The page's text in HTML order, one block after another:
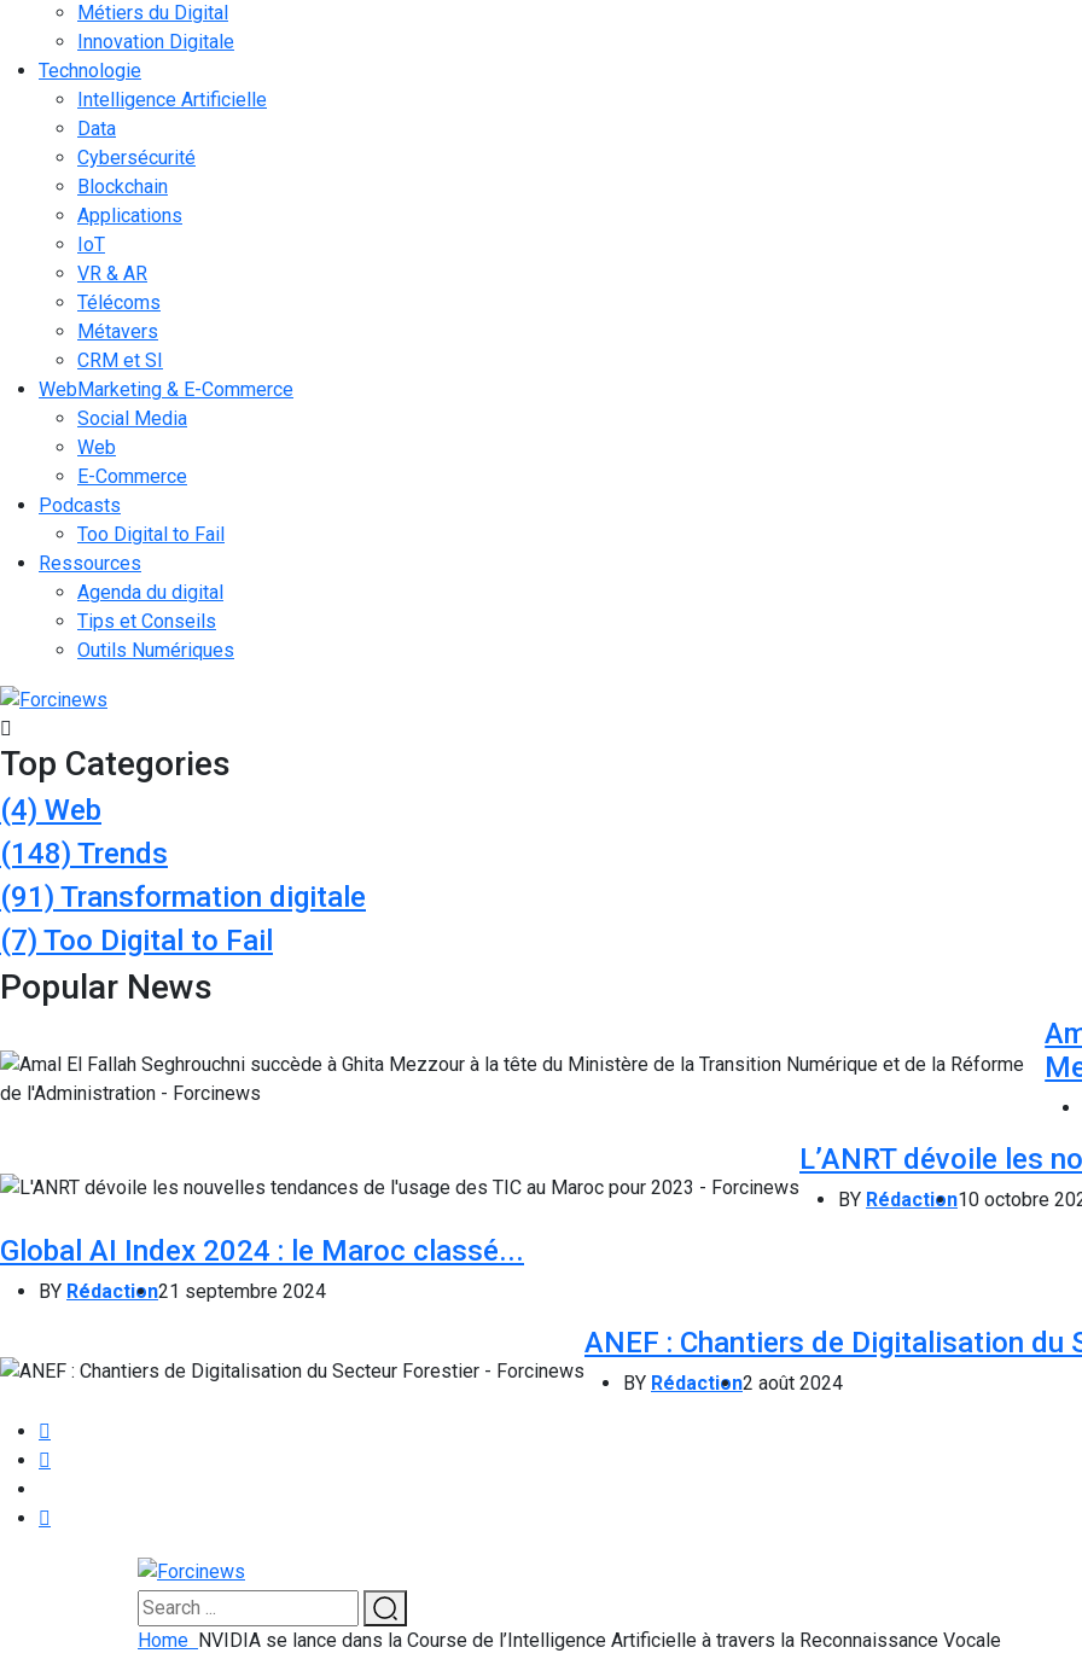
Métiers du Digital
Innovation Digitale
Technologie
Intelligence Artificielle
Data
Cybersécurité
Blockchain
Applications
IoT
VR & AR
Télécoms
Métavers
CRM et SI
WebMarketing & E-Commerce
Social Media
Web
E-Commerce
Podcasts
Too Digital to Fail
Ressources
Agenda du digital
Tips et Conseils
Outils Numériques
Top Categories
(4) Web
(148) Trends
(91) Transformation digitale
(7) Too Digital to Fail
Popular News
L’ANRT dévoile les
BY Rédaction10 octobre
Global AI Index 2024 : le Maroc classé...
BY Rédaction21 septembre 2024
ANEF : Chantiers de Digitalisation du
BY Rédaction2 août 2024
Home NVIDIA se lance dans la Course de l’Intelligence Artificielle à travers la Reconnaissance Vocale